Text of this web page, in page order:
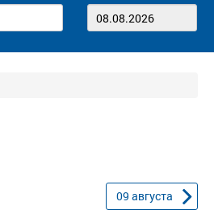
09 августа